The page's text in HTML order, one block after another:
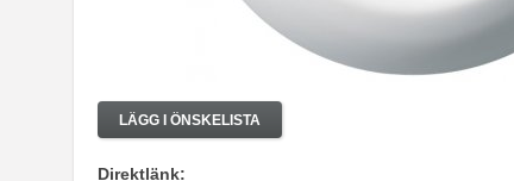
LÄGG I ÖNSKELISTA
Direktlänk: